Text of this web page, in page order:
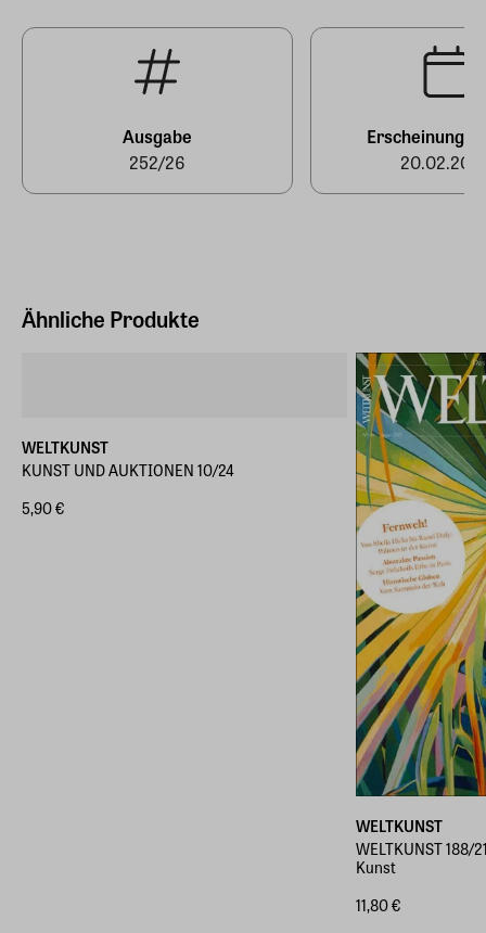
Deutschland (EU)
E-Mail-Adresse
produktsicherheit@zeit.de
Ausgabe
252/26
Ähnliche Produkte
WELTKUNST
KUNST UND AUKTIONEN 10/24
5,90 €
WELTKUNST
WELTKUNST 188/
Kunst
11,80 €